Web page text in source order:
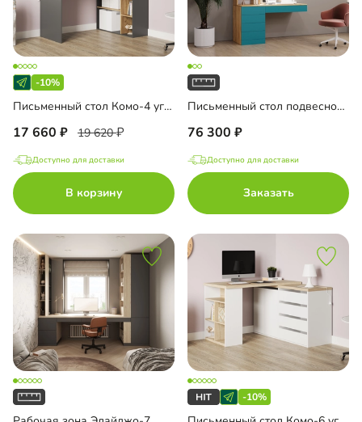
-10%
Письменный стол Комо-4 угловой
17 660 19 620
Доступно для доставки
В корзину
Письменный стол подвесной Мобаро-3
76 300
Доступно для доставки
Заказать
-10%